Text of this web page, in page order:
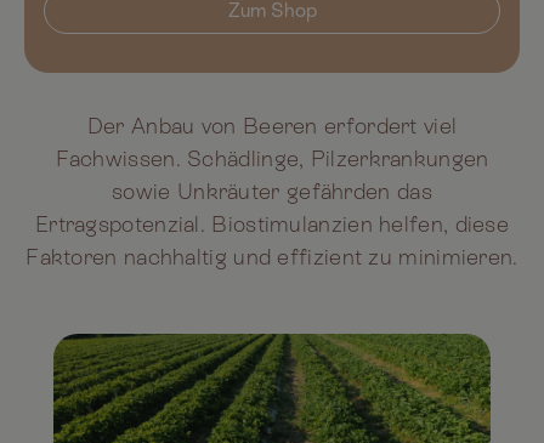
Zum Shop
Der Anbau von Beeren erfordert viel
Fachwissen. Schädlinge, Pilzerkrankungen
sowie Unkräuter gefährden das
Ertragspotenzial. Biostimulanzien helfen, diese
Faktoren nachhaltig und effizient zu minimieren.